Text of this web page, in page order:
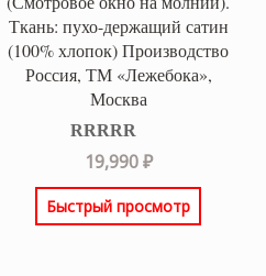
Ткань: пухо-держащий сатин
(100% хлопок) Производство
Россия, ТМ «Лежебока»,
Москва
Оценка5.00
из 5
19,990₽
Быстрый просмотр